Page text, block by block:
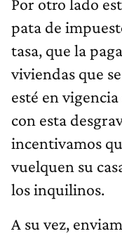
pata de
tasa, que la
viviendas que
esté en
con esta
incentivamos
vuelquen su
los inquilinos.
A su vez,